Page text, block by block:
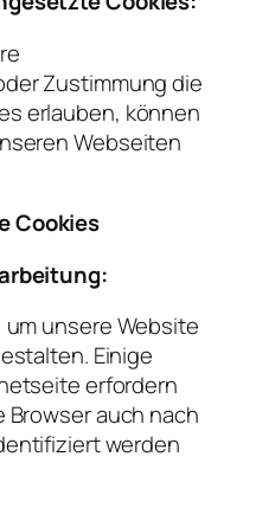
Zustimmung die
erlauben, können
Webseiten
Cookies
unsere Website
Einige
erfordern
auch nach
werden